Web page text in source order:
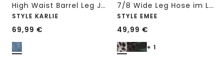
High Waist Barrel Leg Jeans im Loose Fit
STYLE KARLIE
69,99 €
7/8 Wide Leg Hose im Loose Fit mit Print
STYLE EMEE
49,99 €
+ 1